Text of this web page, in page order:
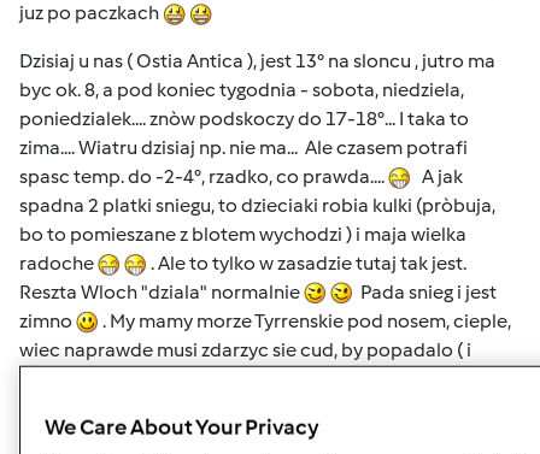
juz po paczkach
Dzisiaj u nas ( Ostia Antica ), jest 13° na sloncu , jutro ma
byc ok. 8, a pod koniec tygodnia - sobota, niedziela,
poniedzialek.... znòw podskoczy do 17-18°... I taka to
zima.... Wiatru dzisiaj np. nie ma... Ale czasem potrafi
spasc temp. do -2-4°, rzadko, co prawda....
A jak
spadna 2 platki sniegu, to dzieciaki robia kulki (pròbuja,
bo to pomieszane z blotem wychodzi ) i maja wielka
radoche
. Ale to tylko w zasadzie tutaj tak jest.
Reszta Wloch "dziala" normalnie
Pada snieg i jest
zimno
. My mamy morze Tyrrenskie pod nosem, cieple,
wiec naprawde musi zdarzyc sie cud, by popadalo ( i
We Care About Your Privacy